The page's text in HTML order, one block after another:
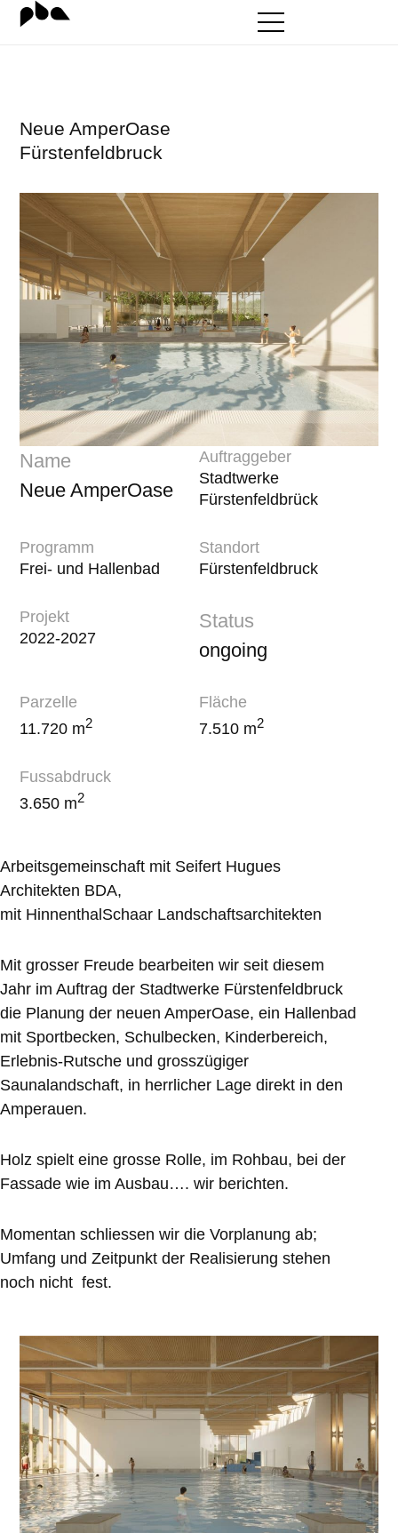
Neue AmperOase
Fürstenfeldbruck
Name
Neue AmperOase
Auftraggeber
Stadtwerke
Fürstenfeldbrück
Programm
Frei- und Hallenbad
Standort
Fürstenfeldbruck
Projekt
2022-2027
Status
ongoing
Parzelle
11.720 m2
Fläche
7.510 m2
Fussabdruck
3.650 m2
Arbeitsgemeinschaft mit Seifert Hugues
Architekten BDA,
mit HinnenthalSchaar Landschaftsarchitekten
Mit grosser Freude bearbeiten wir seit diesem
Jahr im Auftrag der Stadtwerke Fürstenfeldbruck
die Planung der neuen AmperOase, ein Hallenbad
mit Sportbecken, Schulbecken, Kinderbereich,
Erlebnis-Rutsche und grosszügiger
Saunalandschaft, in herrlicher Lage direkt in den
Amperauen.
Holz spielt eine grosse Rolle, im Rohbau, bei der
Fassade wie im Ausbau…. wir berichten.
Momentan schliessen wir die Vorplanung ab;
Umfang und Zeitpunkt der Realisierung stehen
noch nicht fest.